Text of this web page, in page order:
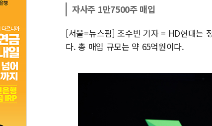
자사주 1만7500주 매입
[서울=뉴스핌] 조수빈 기자 = HD현대는
다. 총 매입 규모는 약 65억원이다.